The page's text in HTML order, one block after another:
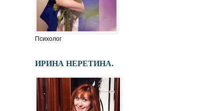
Психолог
ИРИНА НЕРЕТИНА.